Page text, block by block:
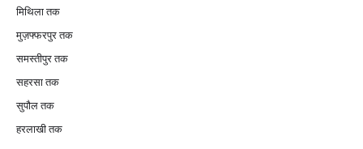
मिथिला तक
मुज़फ्फरपुर तक
समस्तीपुर तक
सहरसा तक
सुपौल तक
हरलाखी तक